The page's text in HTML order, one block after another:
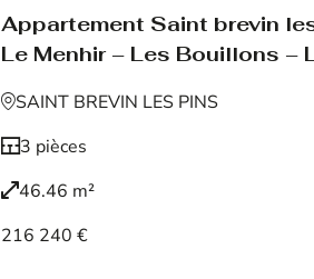
Appartement Saint brevin
Le Menhir – Les Bouillons –
SAINT BREVIN LES PINS
3 pièces
46.46 m²
216 240 €